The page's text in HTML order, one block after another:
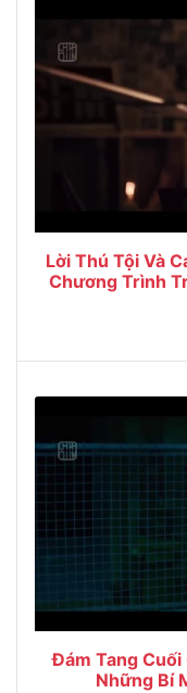
Lời Thú Tội Và
Chương Trình
Đám Tang Cuối
Những Bí